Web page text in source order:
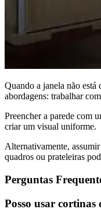
Quando a janela não está
abordagens: trabalhar
Preencher a parede com
criar um visual uniforme.
Alternativamente,
quadros ou prateleiras
Perguntas
Posso usar cortinas